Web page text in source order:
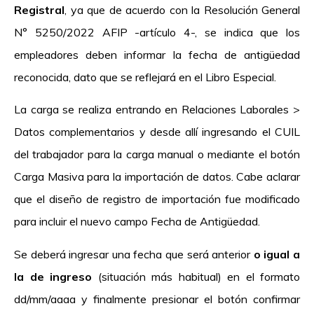
Registral , ya que de acuerdo con la Resolución General
N° 5250/2022 AFIP -artículo 4-, se indica que los
empleadores deben informar la fecha de antigüedad
reconocida, dato que se reflejará en el Libro Especial.
La carga se realiza entrando en Relaciones Laborales >
Datos complementarios y desde allí ingresando el CUIL
del trabajador para la carga manual o mediante el botón
Carga Masiva para la importación de datos. Cabe aclarar
que el diseño de registro de importación fue modificado
para incluir el nuevo campo Fecha de Antigüedad.
Se deberá ingresar una fecha que será anterior o igual a
la de ingreso (situación más habitual) en el formato
dd/mm/aaaa y finalmente presionar el botón confirmar